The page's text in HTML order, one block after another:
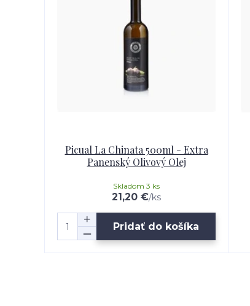
Picual La Chinata 500ml - Extra
Panenský Olivový Olej
21,20 €/ks
Skladom 3 ks
Pridať do košíka